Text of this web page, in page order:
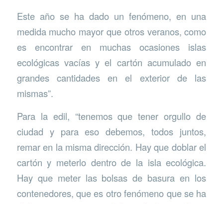
Este año se ha dado un fenómeno, en una
medida mucho mayor que otros veranos, como
es encontrar en muchas ocasiones islas
ecológicas vacías y el cartón acumulado en
grandes cantidades en el exterior de las
mismas”.
Para la edil, “tenemos que tener orgullo de
ciudad y para eso debemos, todos juntos,
remar en la misma dirección. Hay que doblar el
cartón y meterlo dentro de la isla ecológica.
Hay que meter las bolsas de basura en los
contenedores, que es otro fenómeno que se ha